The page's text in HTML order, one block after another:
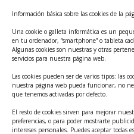
Información básica sobre las cookies de la
Una cookie o galleta informática es un
en tu ordenador, “smartphone” o tableta
Algunas cookies son nuestras y otras
servicios para nuestra página web.
Las cookies pueden ser de varios tipos: las
nuestra página web pueda funcionar, no
que tenemos activadas por defecto.
El resto de cookies sirven para mejorar
preferencias, o para poder mostrarte
intereses personales. Puedes aceptar todas
Tecnológicos 2ª ed.
Ayudas INFO para el
innovadoras con potencial
Convocatoria Cheque de
para la contratación de
Competitividad
Cheque Inversión del
contratación de servicios